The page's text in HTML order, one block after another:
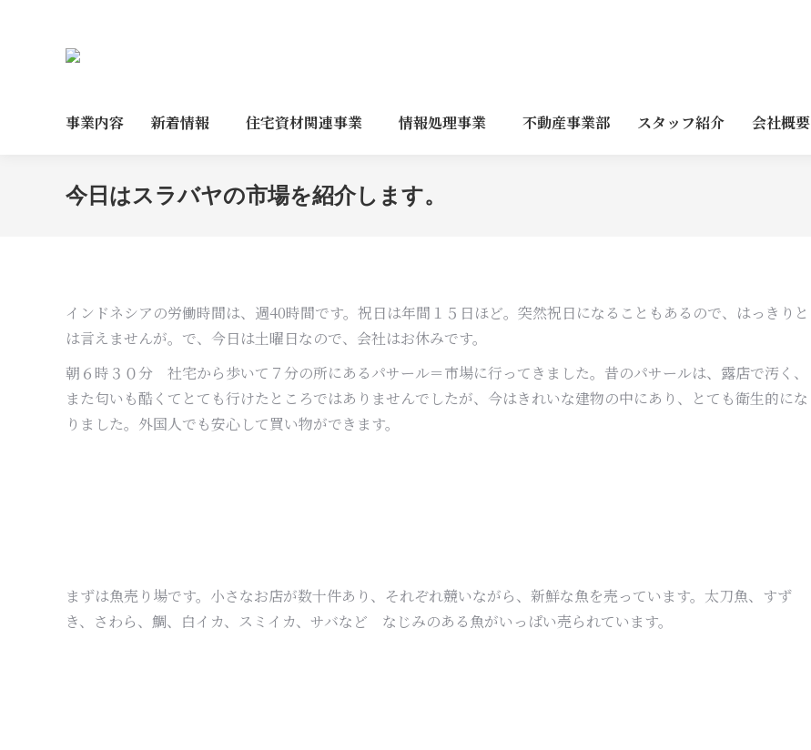
事業内容 新着情報 住宅資材関連事業 情報処理事業 不動産事業部 スタッフ紹介 会社概要
今日はスラバヤの市場を紹介します。
インドネシアの労働時間は、週40時間です。祝日は年間１５日ほど。突然祝日になることもあるので、はっきりと
は言えませんが。で、今日は土曜日なので、会社はお休みです。
朝６時３０分 社宅から歩いて７分の所にあるパサール＝市場に行ってきました。昔のパサールは、露店で汚く、
また匂いも酷くてとても行けたところではありませんでしたが、今はきれいな建物の中にあり、とても衛生的にな
りました。外国人でも安心して買い物ができます。
まずは魚売り場です。小さなお店が数十件あり、それぞれ競いながら、新鮮な魚を売っています。太刀魚、すず
き、さわら、鯛、白イカ、スミイカ、サバなど なじみのある魚がいっぱい売られています。